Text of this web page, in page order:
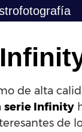
de alta
serie Infinity
de